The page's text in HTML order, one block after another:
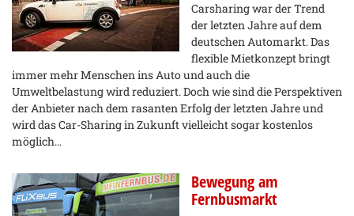
Carsharing war der Trend
der letzten Jahre auf dem
deutschen Automarkt. Das
flexible Mietkonzept bringt
immer mehr Menschen ins Auto und auch die
Umweltbelastung wird reduziert. Doch wie sind die Perspektiven
der Anbieter nach dem rasanten Erfolg der letzten Jahre und
wird das Car-Sharing in Zukunft vielleicht sogar kostenlos
möglich…
Bewegung am
Fernbusmarkt